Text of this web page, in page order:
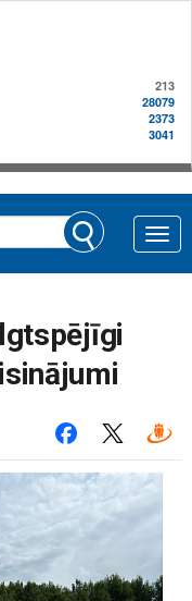
213
28079
2373
3041
Toggle